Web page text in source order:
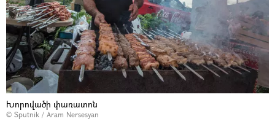
Խորովածի փառատոն
© Sputnik / Aram Nersesyan